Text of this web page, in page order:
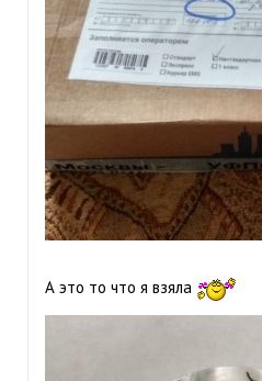
А это то что я взяла